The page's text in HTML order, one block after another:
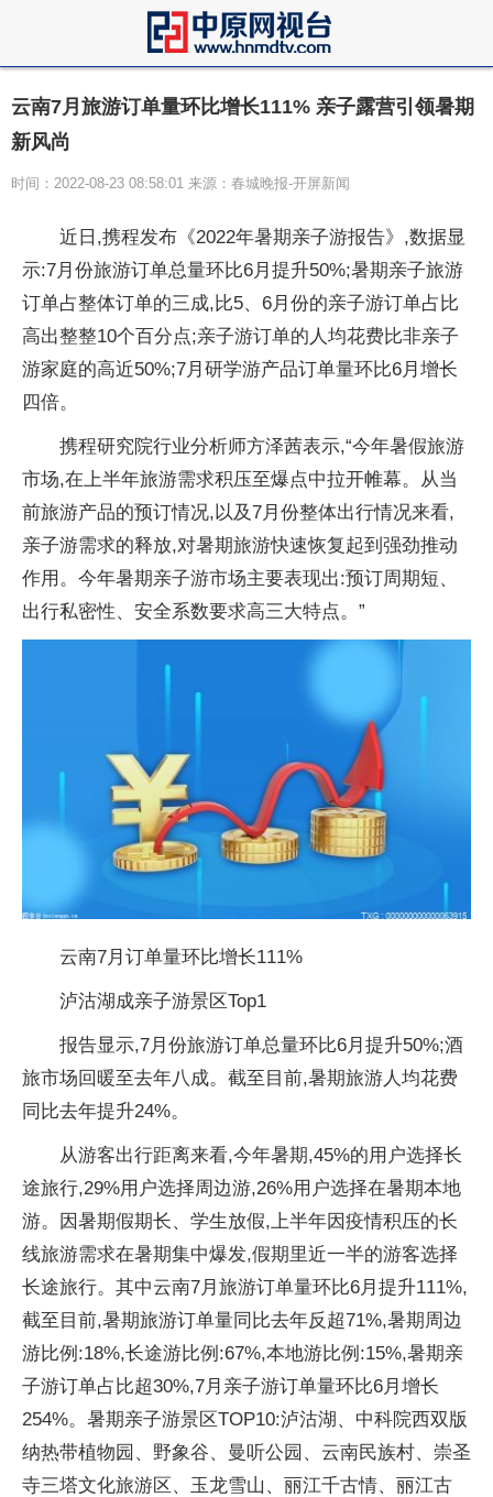
云南7月旅游订单量环比增长111% 亲子露营引领暑期
新风尚
时间：2022-08-23 08:58:01 来源：春城晚报-开屏新闻
近日,携程发布《2022年暑期亲子游报告》,数据显
示:7月份旅游订单总量环比6月提升50%;暑期亲子旅游
订单占整体订单的三成,比5、6月份的亲子游订单占比
高出整整10个百分点;亲子游订单的人均花费比非亲子
游家庭的高近50%;7月研学游产品订单量环比6月增长
四倍。
携程研究院行业分析师方泽茜表示,“今年暑假旅游
市场,在上半年旅游需求积压至爆点中拉开帷幕。从当
前旅游产品的预订情况,以及7月份整体出行情况来看,
亲子游需求的释放,对暑期旅游快速恢复起到强劲推动
作用。今年暑期亲子游市场主要表现出:预订周期短、
出行私密性、安全系数要求高三大特点。”
云南7月订单量环比增长111%
泸沽湖成亲子游景区Top1
报告显示,7月份旅游订单总量环比6月提升50%;酒
旅市场回暖至去年八成。截至目前,暑期旅游人均花费
同比去年提升24%。
从游客出行距离来看,今年暑期,45%的用户选择长
途旅行,29%用户选择周边游,26%用户选择在暑期本地
游。因暑期假期长、学生放假,上半年因疫情积压的长
线旅游需求在暑期集中爆发,假期里近一半的游客选择
长途旅行。其中云南7月旅游订单量环比6月提升111%,
截至目前,暑期旅游订单量同比去年反超71%,暑期周边
游比例:18%,长途游比例:67%,本地游比例:15%,暑期亲
子游订单占比超30%,7月亲子游订单量环比6月增长
254%。暑期亲子游景区TOP10:泸沽湖、中科院西双版
纳热带植物园、野象谷、曼听公园、云南民族村、崇圣
寺三塔文化旅游区、玉龙雪山、丽江千古情、丽江古